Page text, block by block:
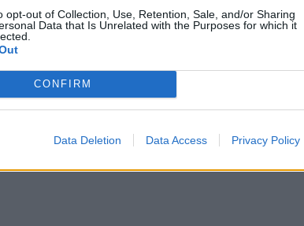
opt-out of Collection, Use, Retention, Sale, and/or Sharing
Data that Is Unrelated with the Purposes for which it
CONFIRM
Data Deletion Data Access Privacy Policy